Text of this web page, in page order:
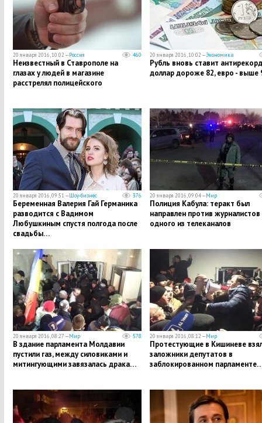
20 января 2016, 10:02 —Россия 460
Неизвестный в Ставрополе на
глазах у людей в магазине
расстрелял полицейского
20 января 2016, 10:02 —Экономика
Рубль вновь ставит
доллар дороже 82, евро - выше
20 января 2016, 09:51 —Шоу-бизнес 376
Беременная Валерия Гай Германика
разводится с Вадимом
Любушкиным спустя полгода после
свадьбы…
20 января 2016, 09:04 —Мир
Полиция Кабула: теракт был
направлен против журналистов
одного из телеканалов
20 января 2016, 08:27 —Мир 578
В здание парламента Молдавии
пустили газ, между силовиками и
митингующими завязалась драка…
20 января 2016, 08:12 —Мир
Протестующие в Кишиневе
заложники депутатов в
заблокированном